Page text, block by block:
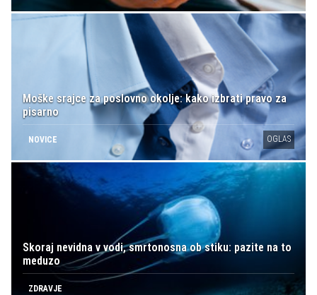
Moške srajce za poslovno okolje: kako izbrati pravo za
pisarno
NOVICE OGLAS
Skoraj nevidna v vodi, smrtonosna ob stiku: pazite na to
meduzo
ZDRAVJE